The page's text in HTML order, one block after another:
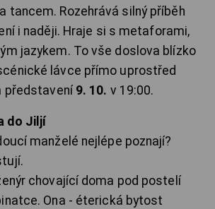
tancem. Rozehrává silný příběh
i naději. Hraje si s metaforami,
jazykem. To vše doslova blízko
lávce přímo uprostřed
představení 9. 10. v 19:00.
do Jiljí
manželé nejlépe poznají?
chovající doma pod postelí
Ona - éterická bytost